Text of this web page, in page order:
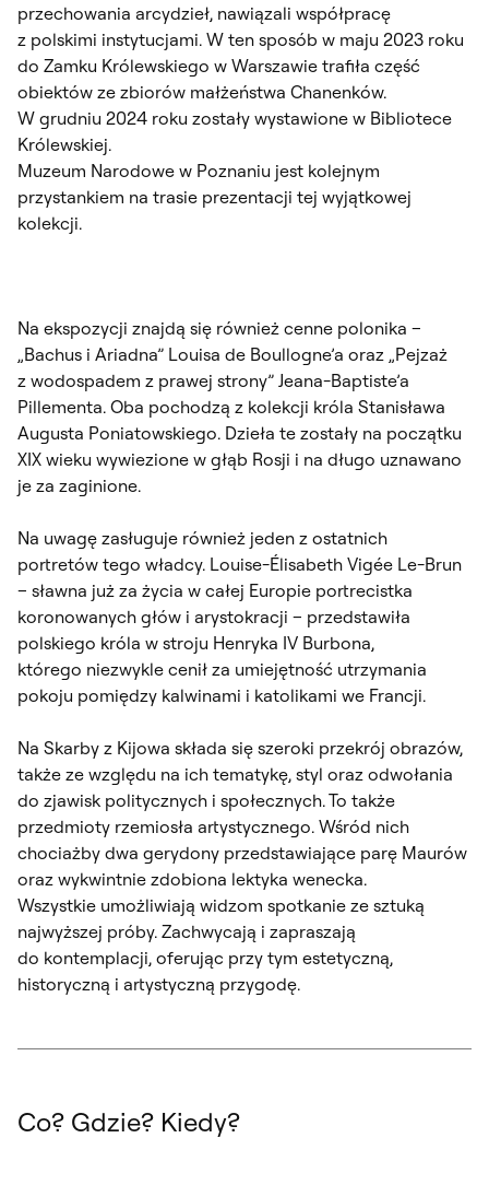
przechowania arcydzieł, nawiązali współpracę
z polskimi instytucjami. W ten sposób w maju 2023 roku
do Zamku Królewskiego w Warszawie trafiła część
obiektów ze zbiorów małżeństwa Chanenków.
W grudniu 2024 roku zostały wystawione w Bibliotece
Królewskiej.
Muzeum Narodowe w Poznaniu jest kolejnym
przystankiem na trasie prezentacji tej wyjątkowej
kolekcji.
Na ekspozycji znajdą się również cenne polonika –
„Bachus i Ariadna” Louisa de Boullogne’a oraz „Pejzaż
z wodospadem z prawej strony” Jeana-Baptiste’a
Pillementa. Oba pochodzą z kolekcji króla Stanisława
Augusta Poniatowskiego. Dzieła te zostały na początku
XIX wieku wywiezione w głąb Rosji i na długo uznawano
je za zaginione.
Na uwagę zasługuje również jeden z ostatnich
portretów tego władcy. Louise-Élisabeth Vigée Le-Brun
– sławna już za życia w całej Europie portrecistka
koronowanych głów i arystokracji – przedstawiła
polskiego króla w stroju Henryka IV Burbona,
którego niezwykle cenił za umiejętność utrzymania
pokoju pomiędzy kalwinami i katolikami we Francji.
Na Skarby z Kijowa składa się szeroki przekrój obrazów,
także ze względu na ich tematykę, styl oraz odwołania
do zjawisk politycznych i społecznych. To także
przedmioty rzemiosła artystycznego. Wśród nich
chociażby dwa gerydony przedstawiające parę Maurów
oraz wykwintnie zdobiona lektyka wenecka.
Wszystkie umożliwiają widzom spotkanie ze sztuką
najwyższej próby. Zachwycają i zapraszają
do kontemplacji, oferując przy tym estetyczną,
historyczną i artystyczną przygodę.
Co? Gdzie? Kiedy?